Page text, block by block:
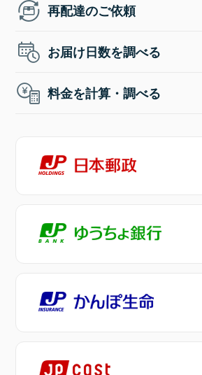
再配達のご依頼
お届け日数を調べる
料金を計算・調べる